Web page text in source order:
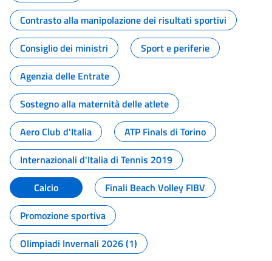
Contrasto alla manipolazione dei risultati sportivi
Consiglio dei ministri
Sport e periferie
Agenzia delle Entrate
Sostegno alla maternità delle atlete
Aero Club d'Italia
ATP Finals di Torino
Internazionali d'Italia di Tennis 2019
Calcio
Finali Beach Volley FIBV
Promozione sportiva
Olimpiadi Invernali 2026 (1)